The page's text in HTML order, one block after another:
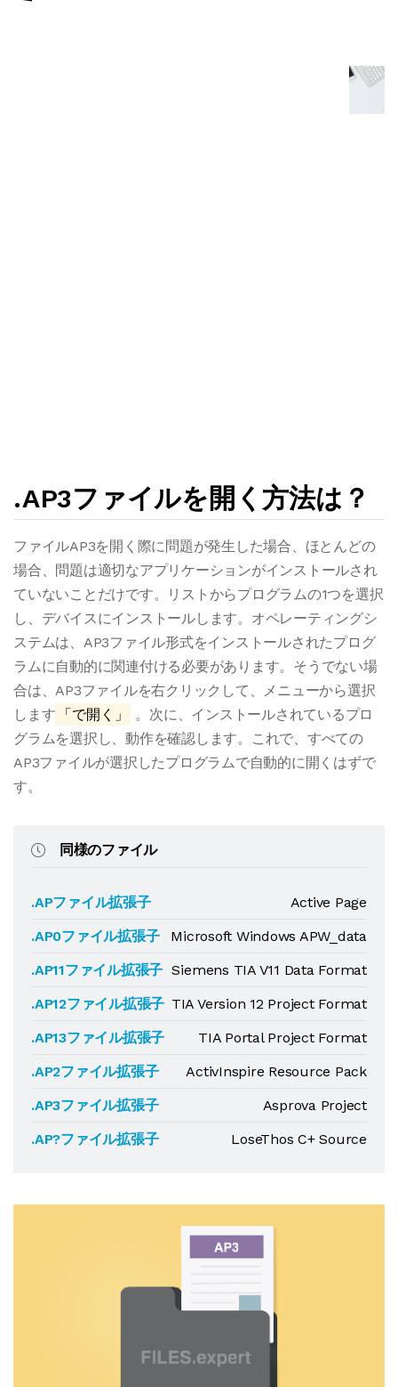
.AP3ファイルを開く方法は？
ファイルAP3を開く際に問題が発生した場合、ほとんどの
場合、問題は適切なアプリケーションがインストールされ
ていないことだけです。リストからプログラムの1つを選択
し、デバイスにインストールします。オペレーティングシ
ステムは、AP3ファイル形式をインストールされたプログ
ラムに自動的に関連付ける必要があります。そうでない場
合は、AP3ファイルを右クリックして、メニューから選択
します
「で開く」
。次に、インストールされているプロ
グラムを選択し、動作を確認します。これで、すべての
AP3ファイルが選択したプログラムで自動的に開くはずで
す。
同様のファイル
.APファイル拡張子
Active Page
.AP0ファイル拡張子
Microsoft Windows APW_data
.AP11ファイル拡張子 Siemens TIA V11 Data Format
.AP12ファイル拡張子 TIA Version 12 Project Format
.AP13ファイル拡張子
TIA Portal Project Format
.AP2ファイル拡張子
ActivInspire Resource Pack
.AP3ファイル拡張子
Asprova Project
.AP?ファイル拡張子
LoseThos C+ Source